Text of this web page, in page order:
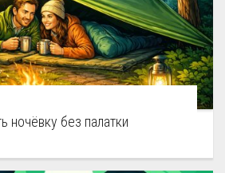
ночёвку без палатки